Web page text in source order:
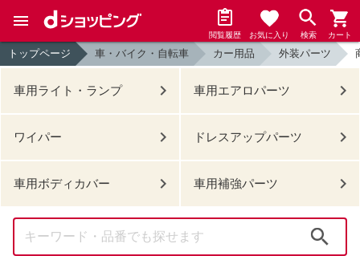
閲覧履歴 お気に入り 検索 カート
トップページ 車・バイク・自転車 カー用品 外装パーツ
車用ライト・ランプ 車用エアロパーツ
ワイパー ドレスアップパーツ
車用ボディカバー 車用補強パーツ